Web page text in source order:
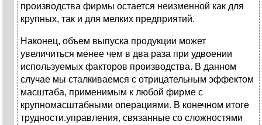
производства фирмы остается неизменной как для
крупных, так и для мелких предприятий.
Наконец, объем выпуска продукции может
увеличиться менее чем в два раза при удвоении
используемых факторов производства. В данном
случае мы сталкиваемся с отрицательным эффектом
масштаба, применимым к любой фирме с
крупномасштабными операциями. В конечном итоге
трудности.управления, связанные со сложностями